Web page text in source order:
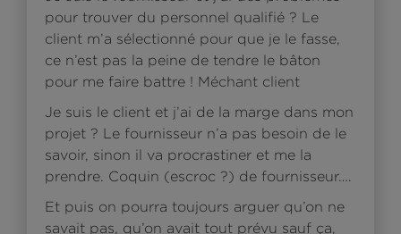
pour trouver du personnel qualifié ? Le
client m’a sélectionné pour que je le fasse,
ce n’est pas la peine de tendre le bâton
pour me faire battre ! Méchant client
Je suis le client et j’ai de la marge dans mon
projet ? Le fournisseur n’a pas besoin de le
savoir, sinon il va procrastiner et me la
prendre. Coquin (escroc ?) de fournisseur….
Et puis on pourra toujours arguer qu’on ne
savait pas, qu’on avait tout prévu sauf ça,